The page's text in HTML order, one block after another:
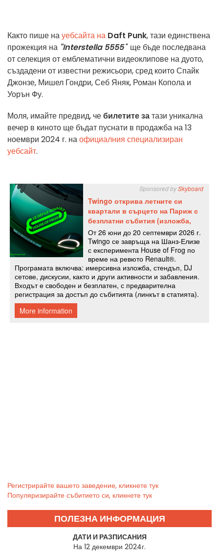
Както пише науебсайта на Daft Punk, тази единствена
прожекция на "Interstella 5555" ще бъде последвана
от селекция от емблематични видеоклипове на дуото,
създадени от известни режисьори, сред които Спайк
Джонзе, Мишел Гондри, Себ Яняк, Роман Копола и
Уорън Фу.
Моля, имайте предвид, чебилетите затази уникална
вечер в киното ще бъдат пуснати в продажба на 13
ноември 2024 г. наофициалния специализиран
уебсайт.
Регистрирайте вашето заведение, кликнете тук
Популяризирайте събитието си, кликнете тук
ПОЛЕЗНА ИНФОРМАЦИЯ
ДАТИ И РАЗПИСАНИЯ
На 12 декември 2024г.